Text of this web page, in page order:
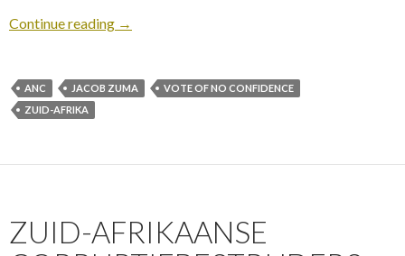
Continue reading →
ANC JACOB ZUMA
VOTE OF NO CONFIDENCE
ZUID-AFRIKA
ZUID-AFRIKAANSE